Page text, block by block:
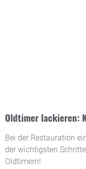
Oldtimer lackieren:
Bei der Restauration
der wichtigsten
Oldtimern!